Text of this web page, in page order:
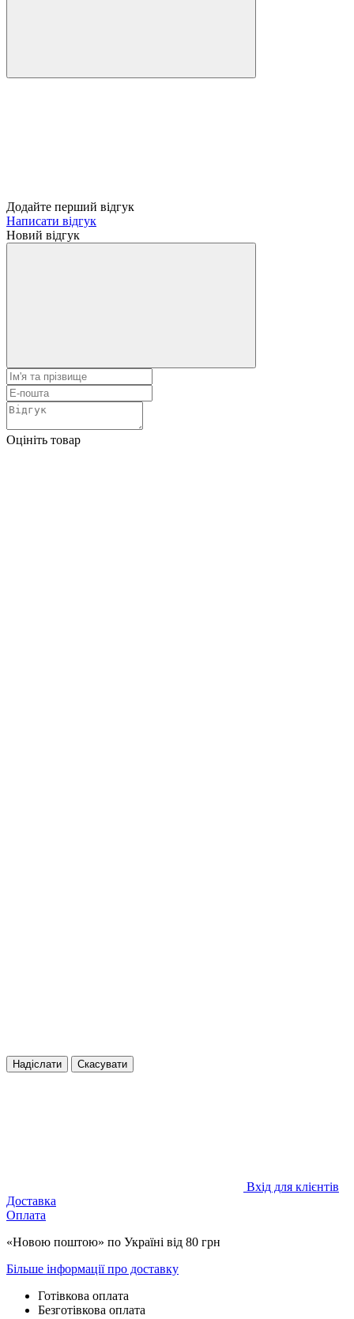
Додайте перший відгук
Написати відгук
Новий відгук
Оцініть товар
Надіслати Скасувати
Вхід для клієнтів
Доставка
Оплата
«Новою поштою» по Україні від 80 грн
Більше інформації про доставку
Готівкова оплата
Безготівкова оплата